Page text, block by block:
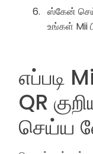
ஸ்கேன்
உங்கள் Mii
எப்படி
QR
செய்ய